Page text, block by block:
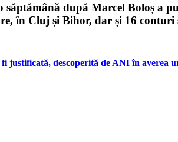
după Marcel Boloș a
în Cluj și Bihor, dar și 16 conturi
fi justificată, descoperită de ANI în